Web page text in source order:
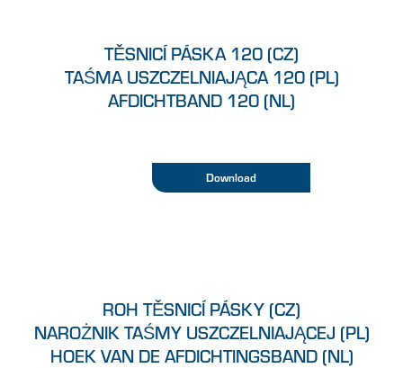
TĚSNICÍ PÁSKA 120 (CZ)
TAŚMA USZCZELNIAJĄCA 120 (PL)
AFDICHTBAND 120 (NL)
Download
ROH TĚSNICÍ PÁSKY (CZ)
NAROŻNIK TAŚMY USZCZELNIAJĄCEJ (PL)
HOEK VAN DE AFDICHTINGSBAND (NL)